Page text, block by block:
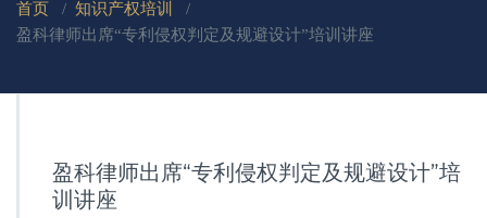
首页 / 知识产权培训
/
盈科律师出席“专利侵权判定及规避设计”培训讲座
盈科律师出席“专利侵权判定及规避设计”培
训讲座